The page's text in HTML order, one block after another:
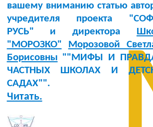
вашему вниманию статью
учредителя проекта
РУСЬ" и директора
"МОРОЗКО"
Морозовой
Борисовны ""МИФЫ И
ЧАСТНЫХ ШКОЛАХ И
САДАХ"".
Читать.